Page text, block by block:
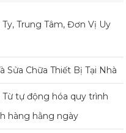
Trung Tâm, Đơn Vị Uy
Sửa Chữa Thiết Bị Tại Nhà
Từ tự động hóa quy trình
hàng hằng ngày